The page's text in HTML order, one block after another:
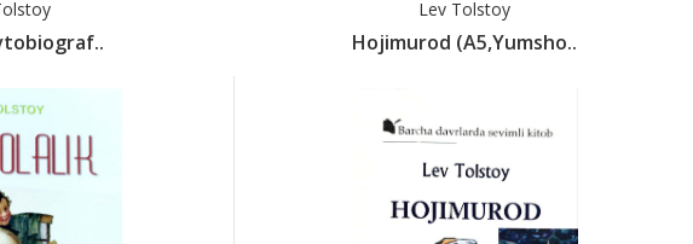
Lev Tolstoy
Hojimurod (A5,yumsho..